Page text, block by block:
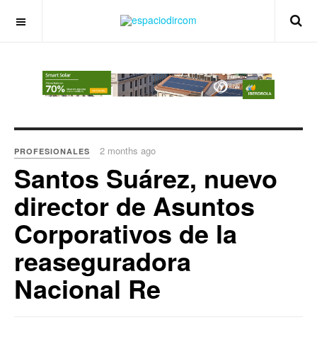
PROFESIONALES 2 months ago
Santos Suárez, nuevo
director de Asuntos
Corporativos de la
reaseguradora
Nacional Re